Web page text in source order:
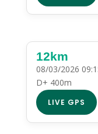
12km
08/03/2026
D+ 400m
LIVE GPS